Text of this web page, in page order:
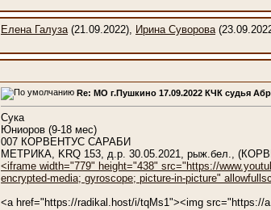
Елена Галуза(21.09.2022), Ирина Суворова
Re: МО г.Пушкино 17.09.2022 КЧК судья
Сука
Юниоров (9-18 мес)
007 КОРВЕНТУС САРАБИ
МЕТРИКА, KRQ 153, д.р. 30.05.2021, рыж.бел.,
<iframe width="779" height="438" src="https://
encrypted-media; gyroscope; picture-in-picture"
<a href="https://radikal.host/i/tqMs1"><img src="https://